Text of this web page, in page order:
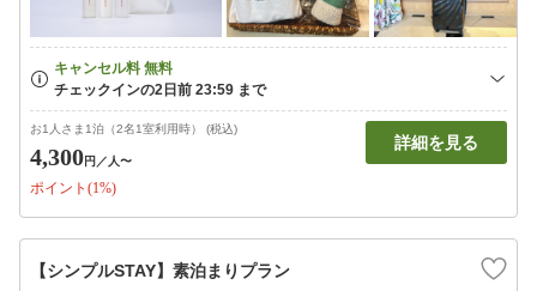
お1人さま1泊（2名1室利用時） (税込)
4,300円 ／人〜
ポイント(1%)
詳細を見る
【シンプルSTAY】素泊まりプラン